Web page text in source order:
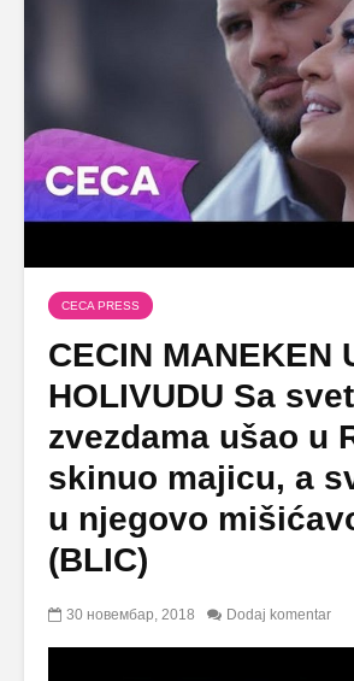
CECA PRESS
CECIN MANEKEN
HOLIVUDU Sa
zvezdama ušao u
skinuo majicu, a
u njegovo
(BLIC)
30 новембар, 2018 Dodaj komentar